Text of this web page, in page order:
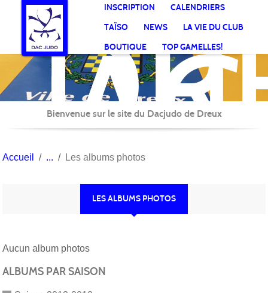
INSCRIPTION
CALENDRIERS
TAÏSO
NEWS
LA VIE DU CLUB
BOUTIQUE
TOP GAMELLES!
AC
Bienvenue sur le site du Dacjudo de Dreux
Accueil Les albums photos
LES ALBUMS PHOTOS
Aucun album photos
ALBUMS PAR SAISON
Panneau de gestion des cookies